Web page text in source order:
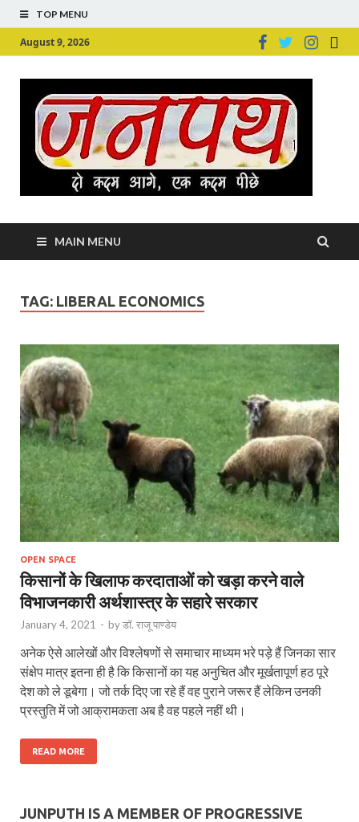
TOP MENU
August 9, 2026
MAIN MENU
TAG: LIBERAL ECONOMICS
OPEN SPACE
किसानों के खिलाफ करदाताओं को खड़ा करने वाले
विभाजनकारी अर्थशास्त्र के सहारे सरकार
January 4, 2021 - byडॉ. राजू पाण्डेय
अनेक ऐसे आलेखों और विश्लेषणों से समाचार माध्यम भरे पड़े हैं जिनका सार
संक्षेप मात्र इतना ही है कि किसानों का यह अनुचित और मूर्खतापूर्ण हठ पूरे
देश को ले डूबेगा। जो तर्क दिए जा रहे हैं वह पुराने जरूर हैं लेकिन उनकी
प्रस्तुति में जो आक्रामकता अब है वह पहले नहीं थी।
READ MORE
JUNPUTH IS A MEMBER OF PROGRESSIVE